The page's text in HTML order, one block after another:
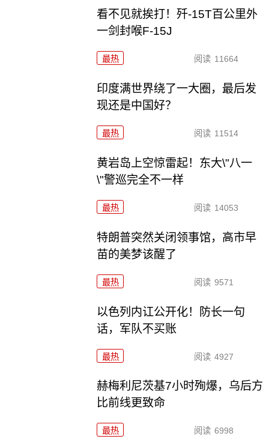
看不见就挨打！歼-15T百公里外
一剑封喉F-15J
最热 阅读 11664
印度满世界绕了一大圈，最后发
现还是中国好？
最热 阅读 11514
黄岩岛上空惊雷起！东大\"八一
\"警巡完全不一样
最热 阅读 14053
特朗普突然关闭领事馆，高市早
苗的美梦该醒了
最热 阅读 9571
以色列内讧公开化！防长一句
话，军队不买账
最热 阅读 4927
赫梅利尼茨基7小时殉爆，乌后方
比前线更致命
最热 阅读 6998